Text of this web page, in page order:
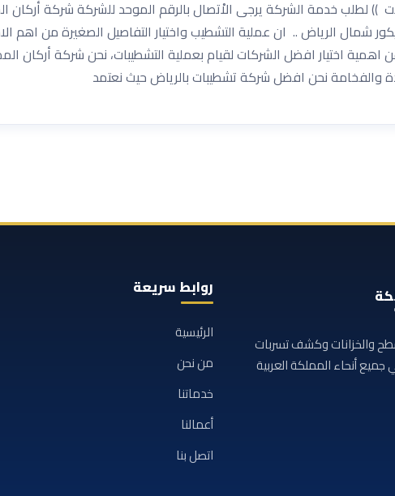
شمال الرياض .. ان عملية التشطيب واختيار التفاصيل الصغيرة من اهم
اهمية اختيار افضل الشركات لقيام بعملية التشطيبات، نحن شركة
نحن افضل شركة تشطيبات بالرياض حيث نعتمد
والخزانات وكشف تسربات
جميع أنحاء المملكة العربية
روابط سريعة
الرئيسية
من نحن
خدماتنا
أعمالنا
اتصل بنا